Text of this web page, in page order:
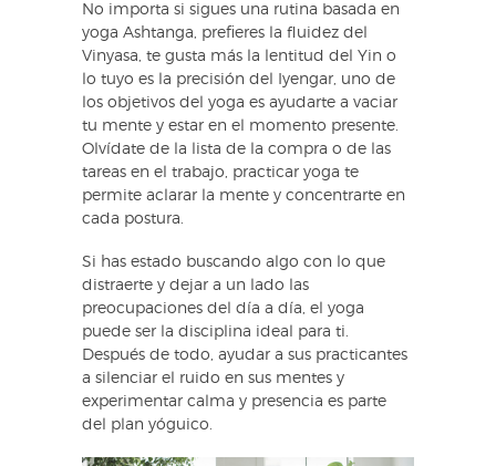
No importa si sigues una rutina basada en
yoga Ashtanga, prefieres la fluidez del
Vinyasa, te gusta más la lentitud del Yin o
lo tuyo es la precisión del Iyengar, uno de
los objetivos del yoga es ayudarte a vaciar
tu mente y estar en el momento presente.
Olvídate de la lista de la compra o de las
tareas en el trabajo, practicar yoga te
permite aclarar la mente y concentrarte en
cada postura.
Si has estado buscando algo con lo que
distraerte y dejar a un lado las
preocupaciones del día a día, el yoga
puede ser la disciplina ideal para ti.
Después de todo, ayudar a sus practicantes
a silenciar el ruido en sus mentes y
experimentar calma y presencia es parte
del plan yóguico.